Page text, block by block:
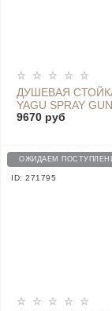
ДУШЕВАЯ
YAGU SPRAY GUN
SHOWER HEAD
9670 руб
ОЖИДАЕМ
ID: 271795